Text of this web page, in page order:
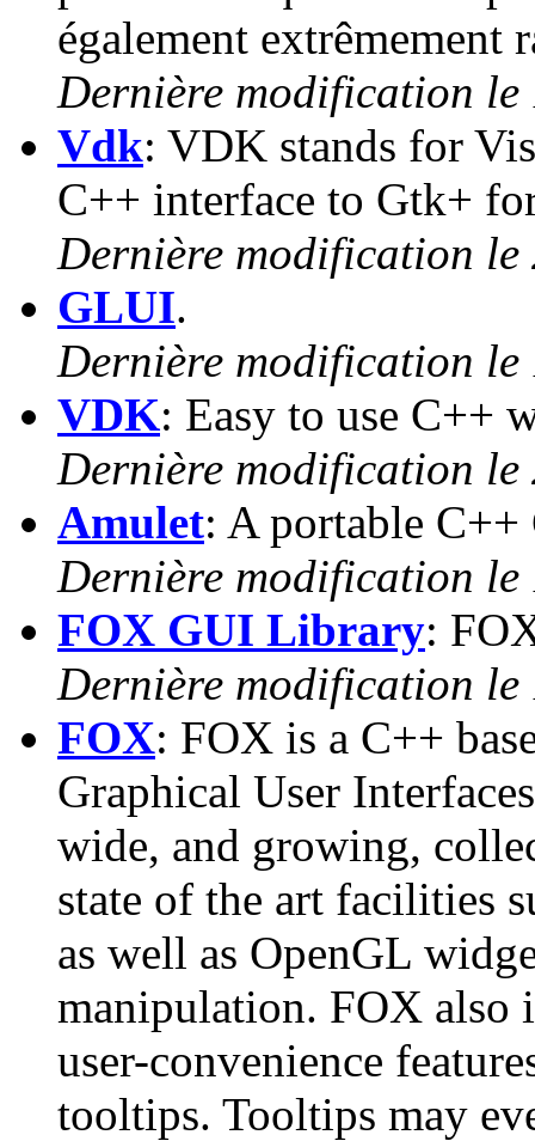
également extrêmement
Dernière modification le
Vdk: VDK stands for
C++ interface to Gtk+
Dernière modification
GLUI.
Dernière modification le
VDK: Easy to use C++
Dernière modification
Amulet: A portable
Dernière modification le
FOX GUI Library:
Dernière modification
FOX: FOX is a C++
Graphical User
wide, and growing,
state of the art facilities
as well as OpenGL
manipulation. FOX also
user-convenience
tooltips. Tooltips may